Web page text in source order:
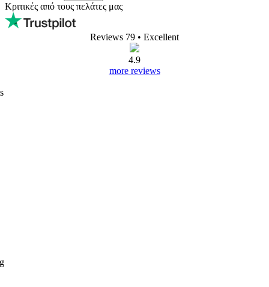
Κριτικές από τους πελάτες μας
Reviews 79 • Excellent
4.9
more reviews